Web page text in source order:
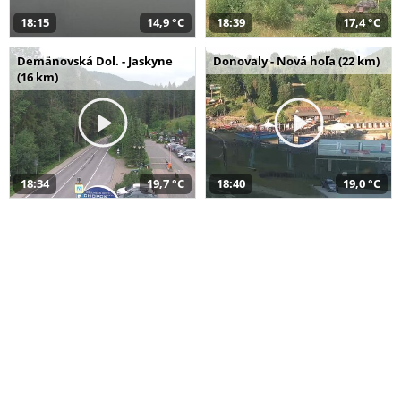
18:15 14,9 °C 18:39 17,4 °C
Demänovská Dol. - Jaskyne
(16 km)
18:34 19,7 °C
Donovaly - Nová hoľa (22 km)
18:40 19,0 °C